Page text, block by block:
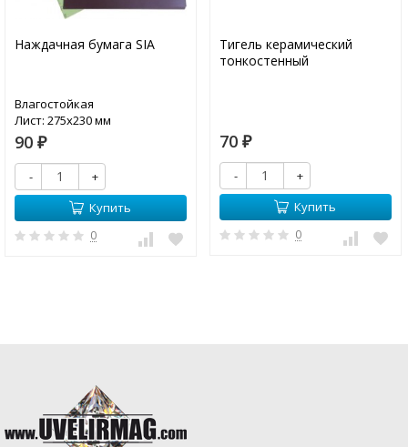
Наждачная бумага SIA
Влагостойкая
Лист: 275х230 мм
90 ₽
-
+
Купить
0
Тигель керамический
тонкостенный
70 ₽
-
+
Купить
0